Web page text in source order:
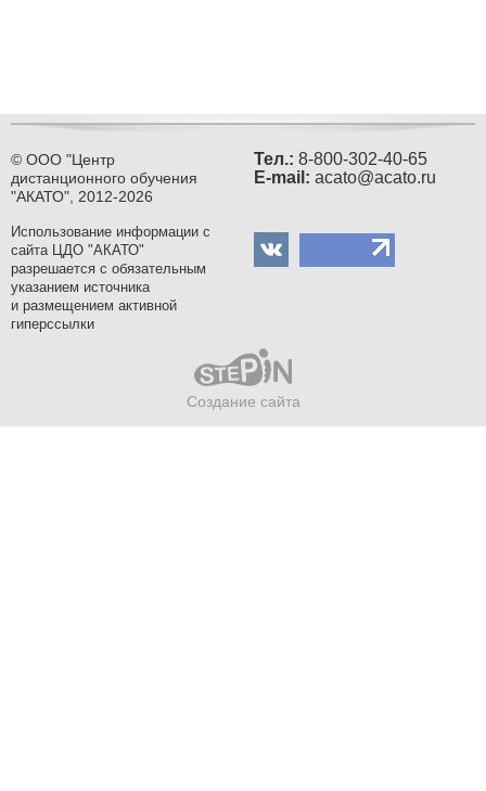
© ООО "Центр
дистанционного обучения
"АКАТО", 2012-2026
Тел.: 8-800-302-40-65
Е-mail: acato@acato.ru
Использование информации с
сайта ЦДО "АКАТО"
разрешается с обязательным
указанием источника
и размещением активной
гиперссылки
Создание сайта